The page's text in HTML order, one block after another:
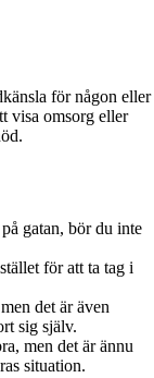
för någon eller
visa omsorg eller
gatan, bör du inte
för att ta tag i
det är även
sig själv.
men det är ännu
situation.